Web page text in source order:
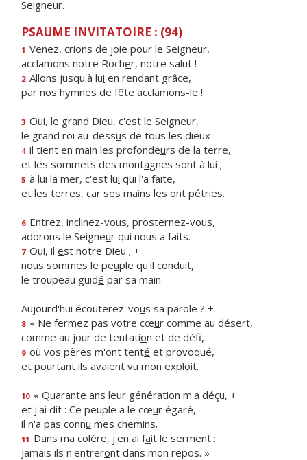
Seigneur.
PSAUME INVITATOIRE : (94)
1 Venez, crions de joie pour le Seigneur,
acclamons notre Rocher, notre salut !
2 Allons jusqu'à lui en rendant grâce,
par nos hymnes de fête acclamons-le !
3 Oui, le grand Dieu, c'est le Seigneur,
le grand roi au-dessus de tous les dieux :
4 il tient en main les profondeurs de la terre,
et les sommets des montagnes sont à lui ;
5 à lui la mer, c'est lui qui l'a faite,
et les terres, car ses mains les ont pétries.
6 Entrez, inclinez-vous, prosternez-vous,
adorons le Seigneur qui nous a faits.
7 Oui, il est notre Dieu ; +
nous sommes le peuple qu'il conduit,
le troupeau guidé par sa main.
Aujourd'hui écouterez-vous sa parole ? +
8 « Ne fermez pas votre cœur comme au désert,
comme au jour de tentation et de défi,
9 où vos pères m'ont tenté et provoqué,
et pourtant ils avaient vu mon exploit.
10 « Quarante ans leur génération m'a déçu, +
et j'ai dit : Ce peuple a le cœur égaré,
il n'a pas connu mes chemins.
11 Dans ma colère, j'en ai fait le serment :
Jamais ils n'entreront dans mon repos. »